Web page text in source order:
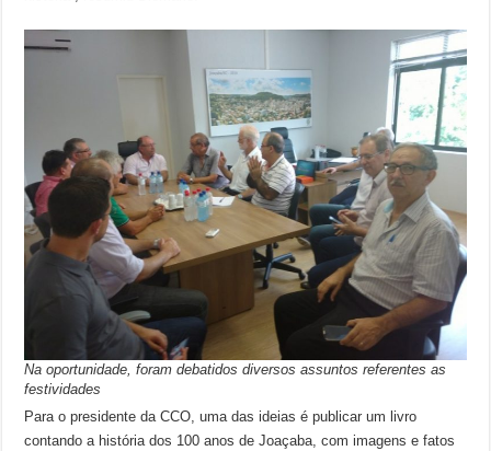
Na oportunidade, foram debatidos diversos assuntos referentes as
festividades
Para o presidente da CCO, uma das ideias é publicar um livro
contando a história dos 100 anos de Joaçaba, com imagens e fatos